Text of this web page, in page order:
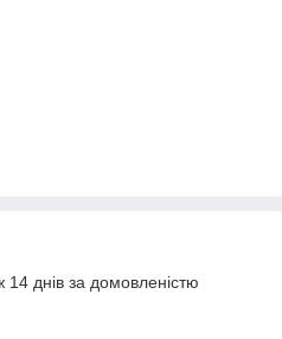
днів за домовленістю